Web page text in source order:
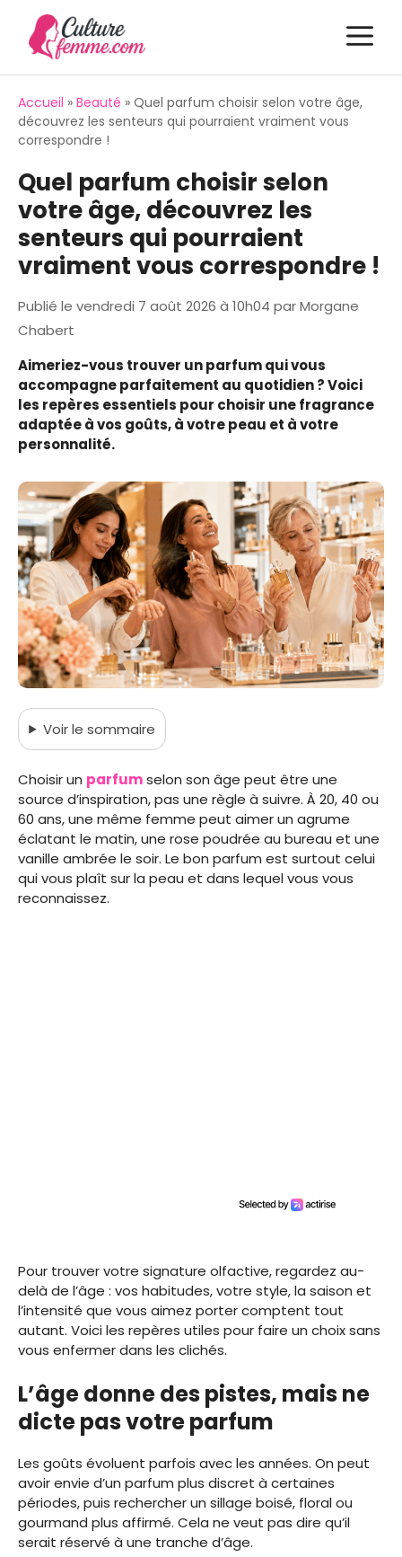
contenu
Accueil » Beauté » Quel parfum choisir selon votre âge,
découvrez les senteurs qui pourraient vraiment vous
correspondre !
Quel parfum choisir selon
votre âge, découvrez les
senteurs qui pourraient
vraiment vous correspondre !
Publié le vendredi 7 août 2026 à 10h04 parMorgane
Chabert
Aimeriez-vous trouver un parfum qui vous
accompagne parfaitement au quotidien ? Voici
les repères essentiels pour choisir une fragrance
adaptée à vos goûts, à votre peau et à votre
personnalité.
Voirle sommaire
Choisir un parfumselon son âge peut être une
source d’inspiration, pas une règle à suivre. À 20, 40 ou
60 ans, une même femme peut aimer un agrume
éclatant le matin, une rose poudrée au bureau et une
vanille ambrée le soir. Le bon parfum est surtout celui
qui vous plaît sur la peau et dans lequel vous vous
reconnaissez.
Pour trouver votre signature olfactive, regardez au-
delà de l’âge : vos habitudes, votre style, la saison et
l’intensité que vous aimez porter comptent tout
autant. Voici les repères utiles pour faire un choix sans
vous enfermer dans les clichés.
L’âge donne des pistes, mais ne
dicte pas votre parfum
Les goûts évoluent parfois avec les années. On peut
avoir envie d’un parfum plus discret à certaines
périodes, puis rechercher un sillage boisé, floral ou
gourmand plus affirmé. Cela ne veut pas dire qu’il
serait réservé à une tranche d’âge.